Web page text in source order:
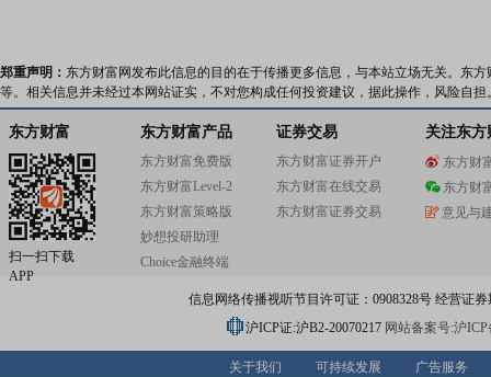
郑重声明： 东方财富网发布此信息的目的在于传播更多信息，与本站立场无关。东
等。相关信息并未经过本网站证实，不对您构成任何投资建议，据此操作，风险自担